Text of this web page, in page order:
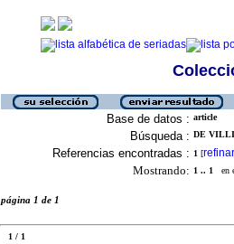
Base de datos : article
Búsqueda : DE
Referencias encontradas : 1 [refinar
Mostrando: 1 .. 1 en
página 1 de 1
1 / 1